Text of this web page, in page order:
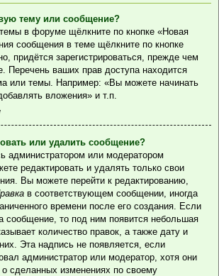
тему или сообщение?
в форуме щёлкните по кнопке «Новая
сообщения в теме щёлкните по кнопке
придётся зарегистрироваться, прежде чем
Перечень ваших прав доступа находится
или темы. Например: «Вы можете начинать
вложения» и т.п.
или удалить сообщение?
администратором или модератором
редактировать и удалять только свои
Вы можете перейти к редактированию,
в соответствующем сообщении, иногда
времени после его создания. Если
сообщение, то под ним появится небольшая
количество правок, а также дату и
Эта надпись не появляется, если
администратор или модератор, хотя они
о сделанных изменениях по своему